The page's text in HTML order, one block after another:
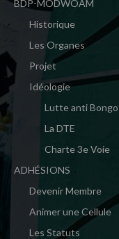
BDP-MODWOAM
Historique
Les Organes
Projet
Idéologie
Lutte anti Bongo
La DTE
Charte 3e Voie
ADHÉSIONS
Devenir Membre
Animer une Cellule
Les Statuts